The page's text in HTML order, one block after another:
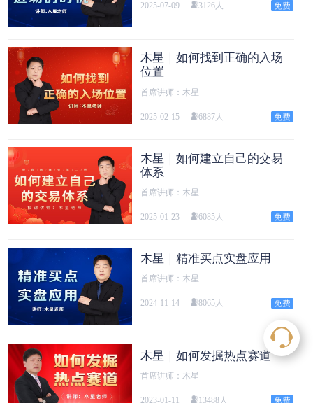
2025-07-09 3126人
木星｜如何找到正确的入场
位置
首席讲师：木星
2025-02-15 6887人
木星｜如何建立自己的交易
体系
首席讲师：木星
2025-01-23 6085人
木星｜精准买点实盘应用
首席讲师：木星
2024-11-14 8065人
木星｜如何发掘热点赛道
首席讲师：木星
2023-01-11 13488人